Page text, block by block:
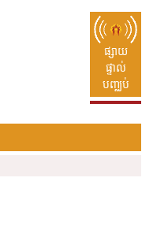
ផ្សាយ
ផ្ទាល់
បញ្ឈប់